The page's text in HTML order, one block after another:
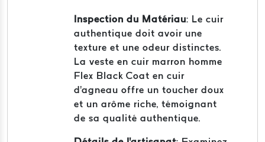
Inspection du Matériau: Le cuir
authentique doit avoir une
texture et une odeur distinctes.
La veste en cuir marron homme
Flex Black Coat en cuir
d'agneau offre un toucher doux
et un arôme riche, témoignant
de sa qualité authentique.